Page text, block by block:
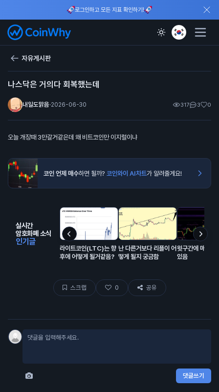
로그인하고 모든 지표 확인하기!
자유게시판
나스닥은 거의다 회복했는데
내일도맑음·2026-06-30 317 3 0
오늘 개장때 3만갈거같은데 왜 비트코인만 이지럴이냐
코인 언제 매수하면 될까? 코인와이 AI차트가 알려줄게요!
실시간
암호화폐 소식
인기글
라이트코인(LTC)는 향
후에 어떻게 될거같음?
난 다른거보다 리플이 어
떻게 될지 궁금함
윗구간에 매물
있음
스크랩 0 공유
댓글쓰기